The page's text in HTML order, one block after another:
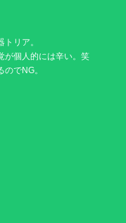
リア。
が個人的には辛い。笑
でNG。